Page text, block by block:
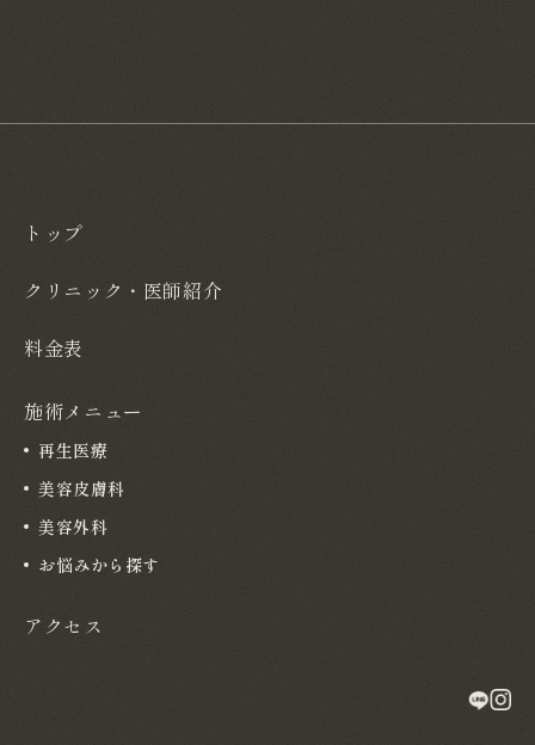
トップ
クリニック・医師紹介
料金表
施術メニュー
再生医療
美容皮膚科
美容外科
お悩みから探す
アクセス